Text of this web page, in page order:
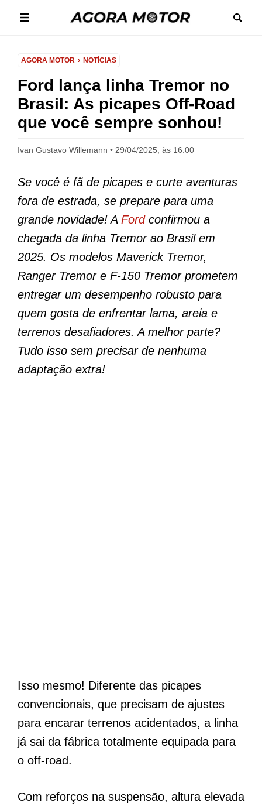
AGORA MOTOR NOTÍCIAS
Ford lança linha Tremor no
Brasil: As picapes Off-Road
que você sempre sonhou!
Ivan Gustavo Willemann 29/04/2025, às 16:00
Se você é fã de picapes e curte aventuras
fora de estrada, se prepare para uma
grande novidade! A Fordconfirmou a
chegada da linha Tremor ao Brasil em
2025. Os modelos Maverick Tremor,
Ranger Tremor e F-150 Tremor prometem
entregar um desempenho robusto para
quem gosta de enfrentar lama, areia e
terrenos desafiadores. A melhor parte?
Tudo isso sem precisar de nenhuma
adaptação extra!
Isso mesmo! Diferente das picapes
convencionais, que precisam de ajustes
para encarar terrenos acidentados, a linha
já sai da fábrica totalmente equipada para
o off-road.
Com reforços na suspensão, altura elevada